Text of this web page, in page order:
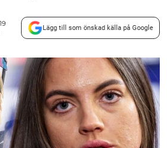
Lägg till som önskad källa på Google